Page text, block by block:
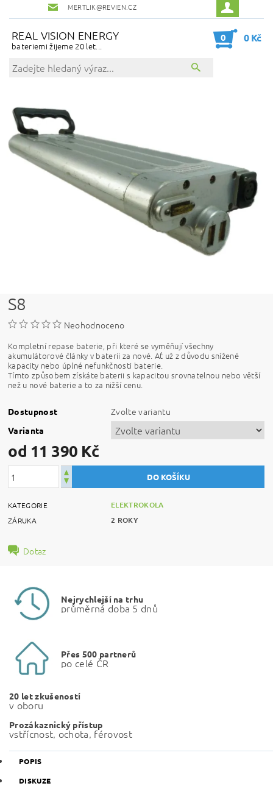
MERTLIK@REVIEN.CZ
REAL VISION ENERGY
bateriemi žijeme 20 let...
0 0 Kč
S8
Neohodnoceno
Kompletní repase baterie, při které se vyměňují všechny
akumulátorové články v baterii za nové. Ať už z důvodu snížené
kapacity nebo úplné nefunkčnosti baterie.
Tímto způsobem získáte baterii s kapacitou srovnatelnou nebo větší
než u nové baterie a to za nižší cenu.
Dostupnost Zvolte variantu
Varianta
od 11 390 Kč
KATEGORIE ELEKTROKOLA
ZÁRUKA 2 ROKY
Dotaz
Nejrychlejší na trhu
průměrná doba 5 dnů
Přes 500 partnerů
po celé ČR
20 let zkušeností
v oboru
Prozákaznický přístup
vstřícnost, ochota, férovost
POPIS
DISKUZE